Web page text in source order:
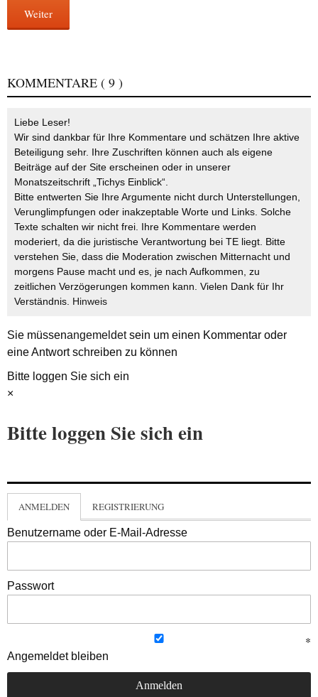
Weiter
KOMMENTARE ( 9 )
Liebe Leser!
Wir sind dankbar für Ihre Kommentare und schätzen Ihre aktive
Beteiligung sehr. Ihre Zuschriften können auch als eigene
Beiträge auf der Site erscheinen oder in unserer
Monatszeitschrift „Tichys Einblick“.
Bitte entwerten Sie Ihre Argumente nicht durch Unterstellungen,
Verunglimpfungen oder inakzeptable Worte und Links. Solche
Texte schalten wir nicht frei. Ihre Kommentare werden
moderiert, da die juristische Verantwortung bei TE liegt. Bitte
verstehen Sie, dass die Moderation zwischen Mitternacht und
morgens Pause macht und es, je nach Aufkommen, zu
zeitlichen Verzögerungen kommen kann. Vielen Dank für Ihr
Verständnis. Hinweis
Sie müssenangemeldetsein um einen Kommentar oder
eine Antwort schreiben zu können
Bitte loggen Sie sich ein
×
Bitte loggen Sie sich ein
ANMELDEN REGISTRIERUNG
Benutzername oder E-Mail-Adresse
Passwort
Angemeldet bleiben